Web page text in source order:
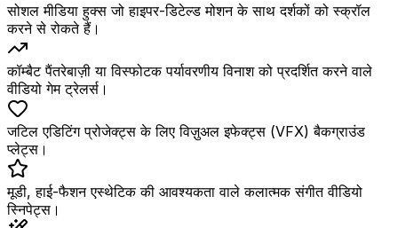
सोशल मीडिया हुक्स जो हाइपर-डिटेल्ड मोशन के साथ दर्शकों को स्क्रॉल
करने से रोकते हैं।
कॉम्बैट पैंतरेबाज़ी या विस्फोटक पर्यावरणीय विनाश को प्रदर्शित करने वाले
वीडियो गेम ट्रेलर्स।
जटिल एडिटिंग प्रोजेक्ट्स के लिए विज़ुअल इफेक्ट्स (VFX) बैकग्राउंड
प्लेट्स।
मूडी, हाई-फैशन एस्थेटिक की आवश्यकता वाले कलात्मक संगीत वीडियो
स्निपेट्स।